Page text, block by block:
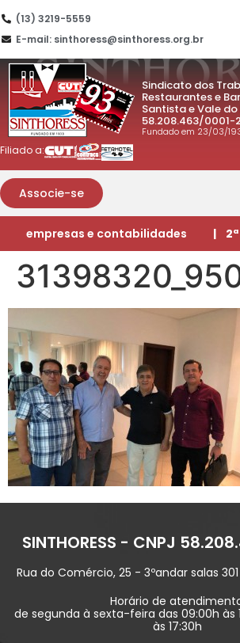
(13) 3219-5559
E-mail: sinthoress@sinthoress.org.br
Sindicato dos
Restaurantes e
Santista e Vale do
58.208.463/0001-
Fundado em 23/03/
Filiado a:
Associe-se
empresas e contabilidades | 2ª
SINTHORESS - CNPJ
Rua do Comércio, 25 - 3ºandar salas
Horário de
de segunda à sexta-feira das 09:00h às
às 17:30h